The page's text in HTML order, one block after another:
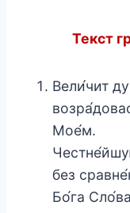
Текст
Вели́чит
Мое́м.
без
Бо́га